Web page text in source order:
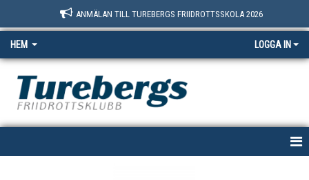
ANMÄLAN TILL TUREBERGS FRIIDROTTSSKOLA 2026
HEM LOGGA IN